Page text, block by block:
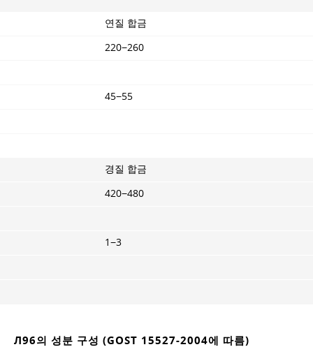
연질 합금
220−260
45−55
경질 합금
420−480
1−3
Л96의 성분 구성 (GOST 15527-2004에 따름)